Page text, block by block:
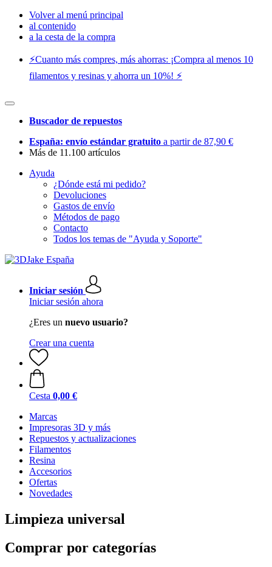
Volver al menú principal
al contenido
a la cesta de la compra
⚡️Cuanto más compres, más ahorras: ¡Compra al menos 10
filamentos y resinas y ahorra un 10%! ⚡️
Buscador de repuestos
España: envío estándar gratuito a partir de 87,90 €
Más de 11.100 artículos
Ayuda
¿Dónde está mi pedido?
Devoluciones
Gastos de envío
Métodos de pago
Contacto
Todos los temas de "Ayuda y Soporte"
Iniciar sesión
Iniciar sesión ahora
¿Eres un nuevo usuario?
Crear una cuenta
Cesta 0,00 €
Marcas
Impresoras 3D y más
Repuestos y actualizaciones
Filamentos
Resina
Accesorios
Ofertas
Novedades
Limpieza universal
Comprar por categorías